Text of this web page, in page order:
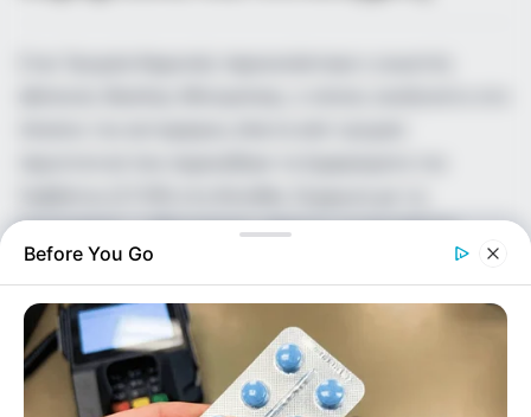
καταγγελίες, ο Μπισμπίκης φέρεται να προκάλεσε
ζημιές σε…
Before You Go